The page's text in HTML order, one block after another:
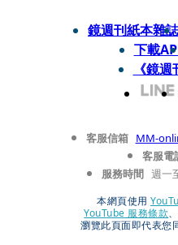
鏡週刊紙本雜誌
下載
《鏡
客服信箱 MM-
客服電
服務時間 週一
本網頁使用
YouTube 服務條款、
瀏覽此頁面即代表您